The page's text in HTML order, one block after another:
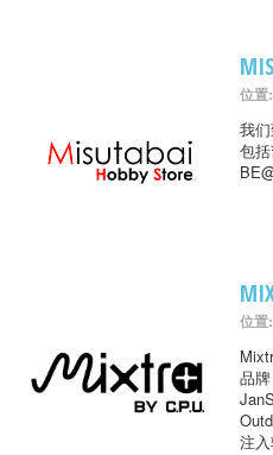
位置
我
包
位置
品
注入